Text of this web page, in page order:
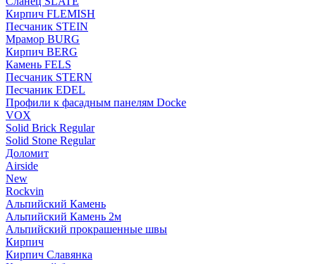
Кирпич FLEMISH
Пес­ча­ник STEIN
Мрамор BURG
Кирпич BERG
Камень FELS
Пес­ча­ник STERN
Пес­ча­ник EDEL
Профили к фасадным панелям Docke
VOX
Solid Brick Regular
Solid Stone Regular
Доломит
Airside
New
Rockvin
Альпийский Камень
Альпийский Камень 2м
Альпийский прокрашенные швы
Кирпич
Кирпич Славянка